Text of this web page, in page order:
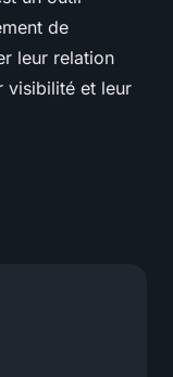
de
leur relation
visibilité et leur